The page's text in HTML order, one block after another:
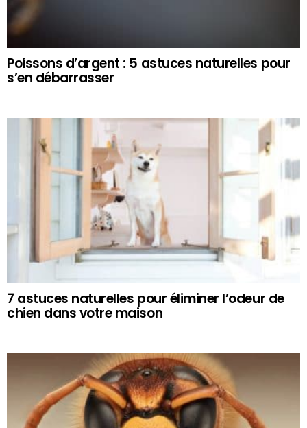
Poissons d’argent : 5 astuces naturelles pour
s’en débarrasser
7 astuces naturelles pour éliminer l’odeur de
chien dans votre maison